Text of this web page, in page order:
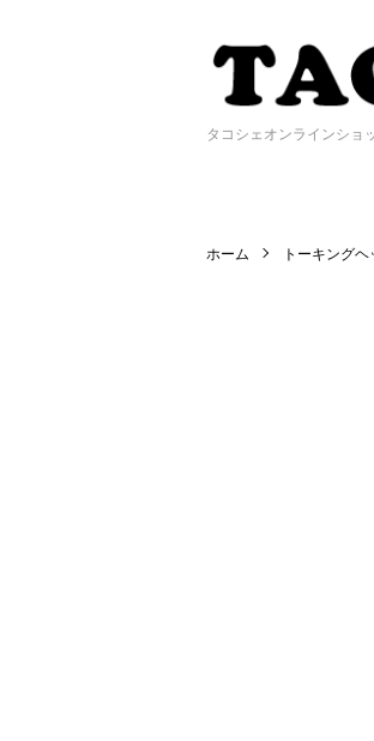
タコシェオンラインショ
ホーム トーキング